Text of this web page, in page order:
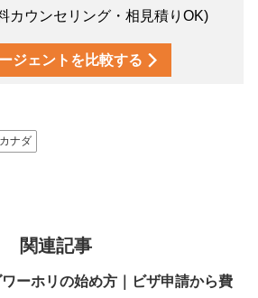
カウンセリング・相見積りOK)
ジェントを比較する
カナダ
関連記事
ワーホリの始め方｜ビザ申請から費